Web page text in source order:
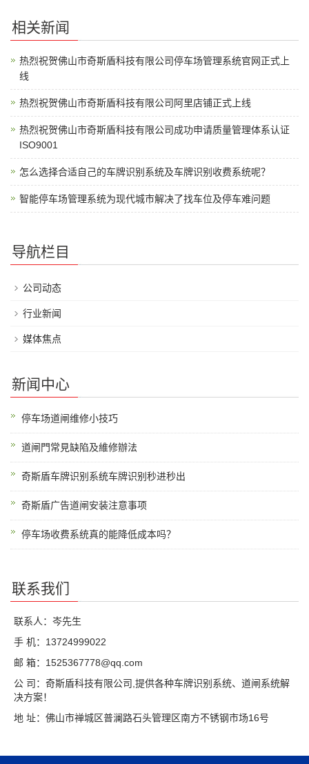
相关新闻
热烈祝贺佛山市奇斯盾科技有限公司停车场管理系统官网正式上
线
热烈祝贺佛山市奇斯盾科技有限公司阿里店铺正式上线
热烈祝贺佛山市奇斯盾科技有限公司成功申请质量管理体系认证
ISO9001
怎么选择合适自己的车牌识别系统及车牌识别收费系统呢？
智能停车场管理系统为现代城市解决了找车位及停车难问题
导航栏目
公司动态
行业新闻
媒体焦点
新闻中心
停车场道闸维修小技巧
道闸門常見缺陷及維修辦法
奇斯盾车牌识别系统车牌识别秒进秒出
奇斯盾广告道闸安装注意事项
停车场收费系统真的能降低成本吗？
联系我们
联系人：岑先生
手 机：13724999022
邮 箱：1525367778@qq.com
公 司：奇斯盾科技有限公司,提供各种车牌识别系统、道闸系统解
决方案！
地 址：佛山市禅城区普澜路石头管理区南方不锈钢市场16号